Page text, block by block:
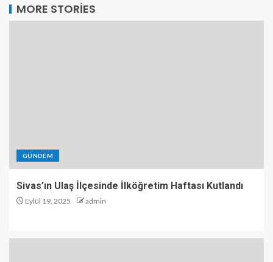
MORE STORIES
GÜNDEM
Sivas’ın Ulaş İlçesinde İlköğretim Haftası Kutlandı
Eylül 19, 2025 admin